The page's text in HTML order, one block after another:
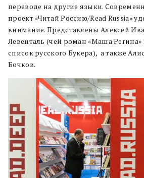
переводе на другие языки.
проект «Читай Россию/Read Russia»
внимание. Представлены Алексей
Левенталь (чей роман «Маша
список русского Букера), а также
Бочков.